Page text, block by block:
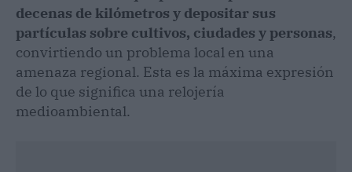
decenas de kilómetros y depositar sus
partículas sobre cultivos, ciudades y personas,
convirtiendo un problema local en una
amenaza regional. Esta es la máxima expresión
de lo que significa una relojería
medioambiental.